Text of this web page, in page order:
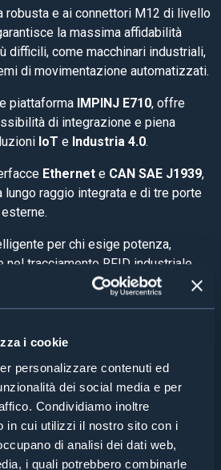
i cookie
personalizzare contenuti ed
dei social media e per
Condividiamo inoltre
in cui utilizzi il nostro sito con i
di analisi dei dati web,
i quali potrebbero combinarle
robusta e ai connettori M12 di livello
la massima affidabilità
difficili, come macchinari industriali,
di movimentazione automatizzati.
piattaforma IMPINJ E710, offre
di integrazione e piena
IoT e Industria 4.0.
Ethernet e CAN SAE J1939,
lungo raggio integrata e di tre porte
per chi esige potenza,
tracciamento RFID industriale.